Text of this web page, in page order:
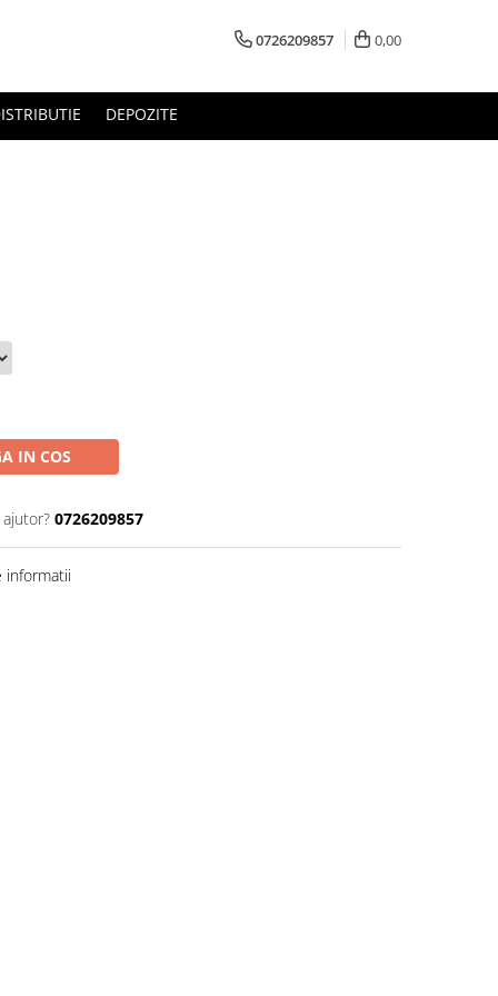
0726209857 0,00
DEPOZITE
IN COS
0726209857
informatii